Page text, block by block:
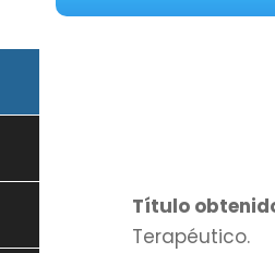
Título
Terapéutico.